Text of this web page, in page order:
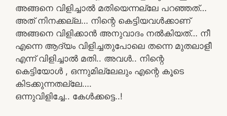
അങ്ങനെ വിളിച്ചാൽ മതിയെന്നല്ലേ പറഞ്ഞത്…
അത് നിനക്കല്ല… നിന്റെ കെട്ടിയവൾക്കാണ്
അങ്ങനെ വിളിക്കാൻ അനുവാദം നൽകിയത്… നീ
എന്നെ ആദ്യം വിളിച്ചതുപോലെ തന്നെ മുതലാളീ
എന്ന് വിളിച്ചാൽ മതി.. അവൾ.. നിന്റെ
കെട്ടിയോൾ , ഒന്നുമില്ലേലും എന്റെ കൂടെ
കിടക്കുന്നതല്ലേ….
ഒന്നുവിളിച്ചേ.. കേൾക്കട്ടെ..!